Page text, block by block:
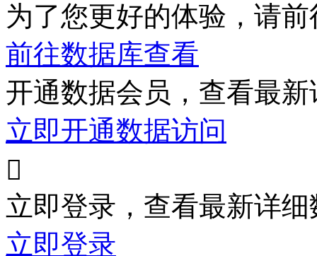
为了您更好的体验，请
前往数据库查看
开通数据会员，查看最
立即开通数据访问

立即登录，查看最新详细
立即登录